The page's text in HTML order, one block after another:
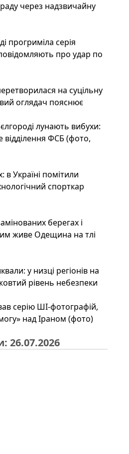
через надзвичайну
прогриміла серія
про удар по
на суцільну
оглядач пояснює
лунають вибухи:
відділення ФСБ (фото,
в Україні помітили
спорткар
берегах і
живе Одещина на тлі
у низці регіонів на
рівень небезпеки
серію ШІ-фотографій,
над Іраном (фото)
26.07.2026